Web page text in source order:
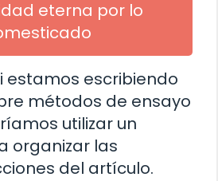
eterna por lo
estamos escribiendo
métodos de ensayo
utilizar un
organizar las
del artículo.